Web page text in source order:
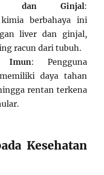
dan Ginjal:
berbahaya ini
liver dan ginjal,
racun dari tubuh.
Imun: Pengguna
daya tahan
rentan terkena
Kesehatan